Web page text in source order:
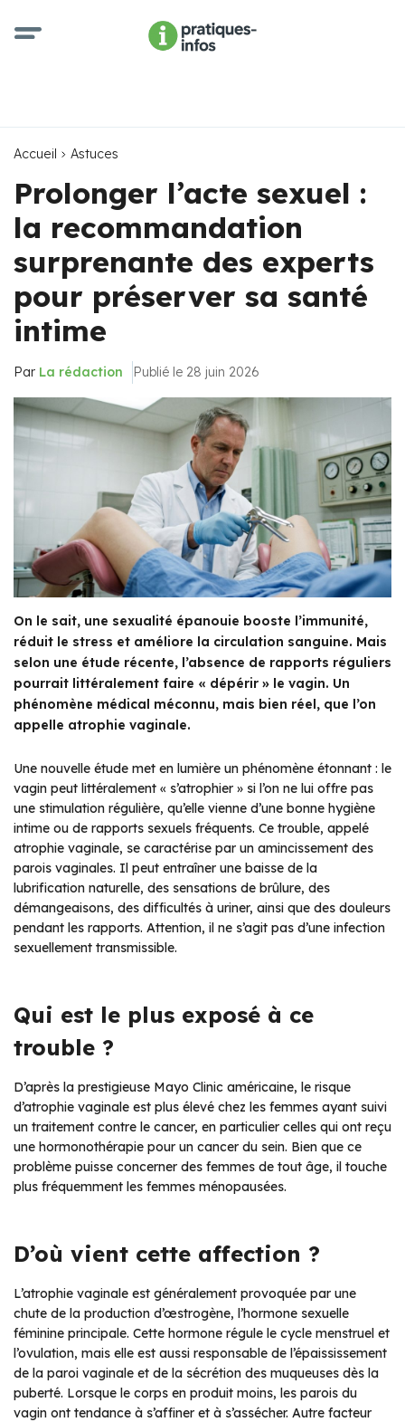
Accueil Astuces
Prolonger l’acte sexuel :
la recommandation
surprenante des experts
pour préserver sa santé
intime
Par La rédaction Publié le 28 juin 2026
On le sait, une sexualité épanouie booste l’immunité,
réduit le stress et améliore la circulation sanguine. Mais
selon une étude récente, l’absence de rapports réguliers
pourrait littéralement faire « dépérir » le vagin. Un
phénomène médical méconnu, mais bien réel, que l’on
appelle atrophie vaginale.
Une nouvelle étude met en lumière un phénomène étonnant : le
vagin peut littéralement « s’atrophier » si l’on ne lui offre pas
une stimulation régulière, qu’elle vienne d’une bonne hygiène
intime ou de rapports sexuels fréquents. Ce trouble, appelé
atrophie vaginale, se caractérise par un amincissement des
parois vaginales. Il peut entraîner une baisse de la
lubrification naturelle, des sensations de brûlure, des
démangeaisons, des difficultés à uriner, ainsi que des douleurs
pendant les rapports. Attention, il ne s’agit pas d’une infection
sexuellement transmissible.
Qui est le plus exposé à ce
trouble ?
D’après la prestigieuse Mayo Clinic américaine, le risque
d’atrophie vaginale est plus élevé chez les femmes ayant suivi
un traitement contre le cancer, en particulier celles qui ont reçu
une hormonothérapie pour un cancer du sein. Bien que ce
problème puisse concerner des femmes de tout âge, il touche
plus fréquemment les femmes ménopausées.
D’où vient cette affection ?
L’atrophie vaginale est généralement provoquée par une
chute de la production d’œstrogène, l’hormone sexuelle
féminine principale. Cette hormone régule le cycle menstruel et
l’ovulation, mais elle est aussi responsable de l’épaississement
de la paroi vaginale et de la sécrétion des muqueuses dès la
puberté. Lorsque le corps en produit moins, les parois du
vagin ont tendance à s’affiner et à s’assécher. Autre facteur